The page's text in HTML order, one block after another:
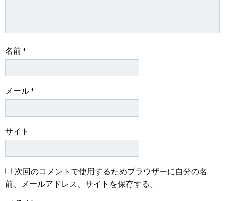
名前*
メール*
サイト
次回のコメントで使用するためブラウザーに自分の名
前、メールアドレス、サイトを保存する。